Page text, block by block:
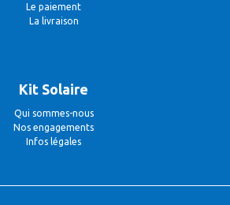
Le paiement
La livraison
Kit Solaire
Qui sommes-nous
Nos engagements
Infos légales